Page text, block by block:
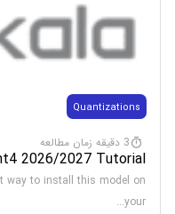
Quantizations
3 دقیقه زمان مطالعه
2026/2027 Tutorial
way to install this model on
your...